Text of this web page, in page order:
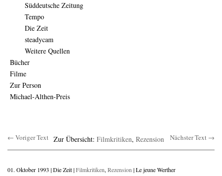
Süddeutsche Zeitung
Tempo
Die Zeit
steadycam
Weitere Quellen
Bücher
Filme
Zur Person
Michael-Althen-Preis
← Voriger Text Zur Übersicht: Filmkritiken, Rezension Nächster Text →
01. Oktober 1993 | Die Zeit |Filmkritiken, Rezension | Le jeune Werther